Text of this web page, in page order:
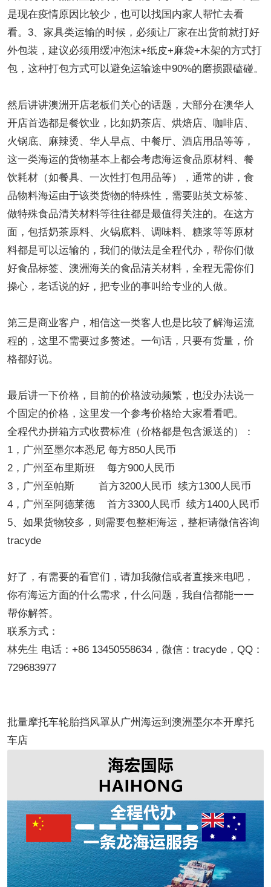
是现在疫情原因比较少，也可以找国内家人帮忙去看
看。3、家具类运输的时候，必须让厂家在出货前就打好
外包装，建议必须用缓冲泡沫+纸皮+麻袋+木架的方式打
包，这种打包方式可以避免运输途中90%的磨损跟磕碰。
然后讲讲澳洲开店老板们关心的话题，大部分在澳华人
开店首选都是餐饮业，比如奶茶店、烘焙店、咖啡店、
火锅底、麻辣烫、华人早点、中餐厅、酒店用品等等，
这一类海运的货物基本上都会考虑海运食品原材料、餐
饮耗材（如餐具、一次性打包用品等），通常的讲，食
品物料海运由于该类货物的特殊性，需要贴英文标签、
做特殊食品清关材料等往往都是最值得关注的。在这方
面，包括奶茶原料、火锅底料、调味料、糖浆等等原材
料都是可以运输的，我们的做法是全程代办，帮你们做
好食品标签、澳洲海关的食品清关材料，全程无需你们
操心，老话说的好，把专业的事叫给专业的人做。
第三是商业客户，相信这一类客人也是比较了解海运流
程的，这里不需要过多赘述。一句话，只要有货量，价
格都好说。
最后讲一下价格，目前的价格波动频繁，也没办法说一
个固定的价格，这里发一个参考价格给大家看看吧。
全程代办拼箱方式收费标准（价格都是包含派送的）：
1，广州至墨尔本悉尼 每方850人民币
2，广州至布里斯班 每方900人民币
3，广州至帕斯 首方3200人民币 续方1300人民币
4，广州至阿德莱德 首方3300人民币 续方1400人民币
5、如果货物较多，则需要包整柜海运，整柜请微信咨询
tracyde
好了，有需要的看官们，请加我微信或者直接来电吧，
你有海运方面的什么需求，什么问题，我自信都能一一
帮你解答。
联系方式：
林先生 电话：+86 13450558634，微信：tracyde，QQ：
729683977
批量摩托车轮胎挡风罩从广州海运到澳洲墨尔本开摩托
车店